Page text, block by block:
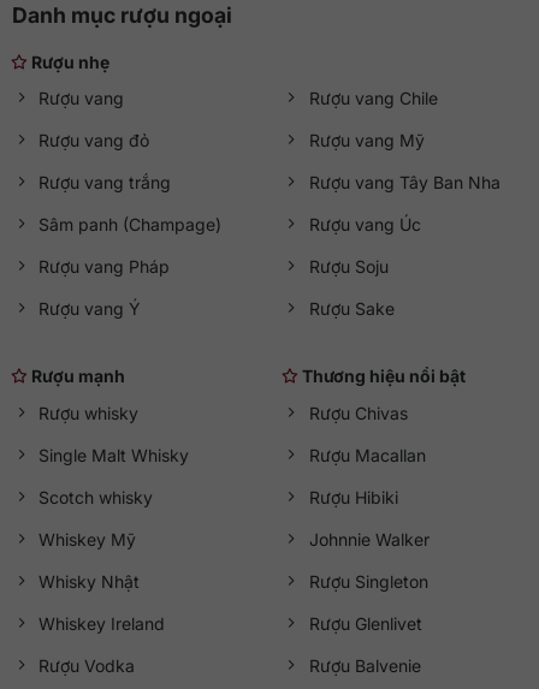
Danh mục rượu ngoại
Rượu nhẹ
Rượu vang
Rượu vang đỏ
Rượu vang trắng
Sâm panh (Champage)
Rượu vang Pháp
Rượu vang Ý
Rượu vang Chile
Rượu vang Mỹ
Rượu vang Tây Ban Nha
Rượu vang Úc
Rượu Soju
Rượu Sake
Rượu mạnh
Rượu whisky
Single Malt Whisky
Scotch whisky
Whiskey Mỹ
Whisky Nhật
Whiskey Ireland
Rượu Vodka
Thương hiệu nổi bật
Rượu Chivas
Rượu Macallan
Rượu Hibiki
Johnnie Walker
Rượu Singleton
Rượu Glenlivet
Rượu Balvenie